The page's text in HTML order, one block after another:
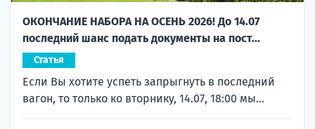
ОКОНЧАНИЕ НАБОРА НА ОСЕНЬ 2026! До 14.07
последний шанс подать документы на пост...
Статья
Если Вы хотите успеть запрыгнуть в последний
вагон, то только ко вторнику, 14.07, 18:00 мы...